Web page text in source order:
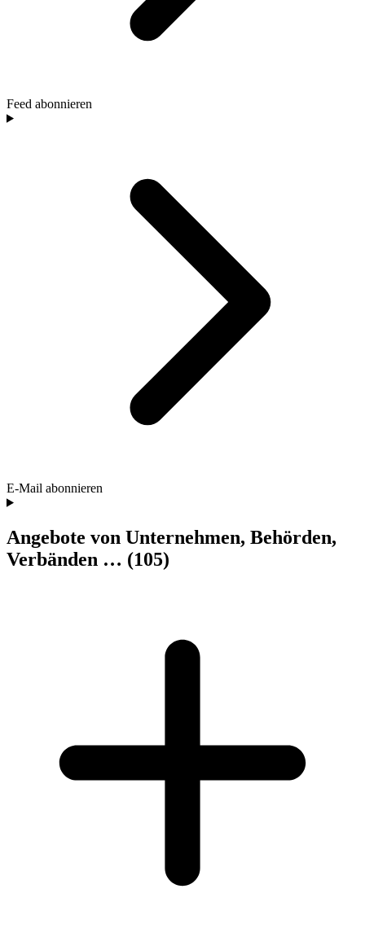
Feed abonnieren
E-Mail abonnieren
Angebote von Unternehmen, Behörden,
Verbänden … (105)